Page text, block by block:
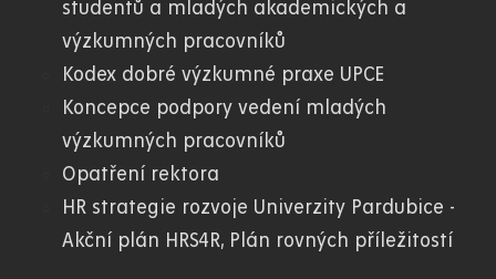
studentů a mladých akademických a
výzkumných pracovníků
Kodex dobré výzkumné praxe UPCE
Koncepce podpory vedení mladých
výzkumných pracovníků
Opatření rektora
HR strategie rozvoje Univerzity Pardubice -
Akční plán HRS4R, Plán rovných příležitostí